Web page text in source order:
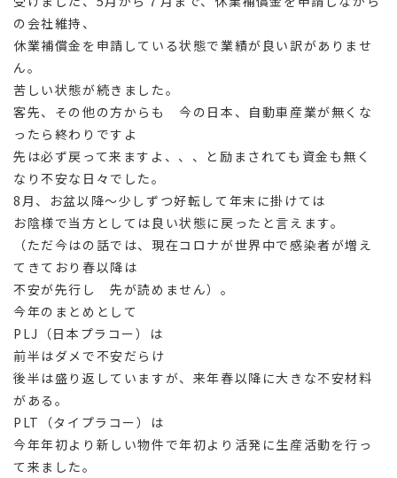
の会社維持、
休業補償金を申請している状態で業績が良い訳がありませ
ん。
苦しい状態が続きました。
客先、その他の方からも 今の日本、自動車産業が無くな
ったら終わりですよ
先は必ず戻って来ますよ、、、と励まされても資金も無く
なり不安な日々でした。
8月、お盆以降～少しずつ好転して年末に掛けては
お陰様で当方としては良い状態に戻ったと言えます。
（ただ今はの話では、現在コロナが世界中で感染者が増え
てきており春以降は
不安が先行し 先が読めません）。
今年のまとめとして
PLJ（日本プラコー）は
前半はダメで不安だらけ
後半は盛り返していますが、来年春以降に大きな不安材料
がある。
PLT（タイプラコー）は
今年年初より新しい物件で年初より活発に生産活動を行っ
て来ました。